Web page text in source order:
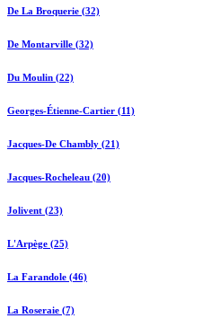
De La Broquerie (32)
De Montarville (32)
Du Moulin (22)
Georges-Étienne-Cartier (11)
Jacques-De Chambly (21)
Jacques-Rocheleau (20)
Jolivent (23)
L'Arpège (25)
La Farandole (46)
La Roseraie (7)